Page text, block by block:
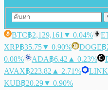
BTC฿2,129,161 ▼ 0.04%
XRP฿35.75▼ 0.90% DOGE฿
0.08%
ADA฿6.42 ▲ 0.23%
AVAX฿223.82 ▲ 2.71% LINK
KUB฿20.29▼ 0.90%